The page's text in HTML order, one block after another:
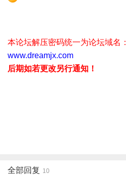
本论坛解压密码统一为论坛域名：
www.dreamjx.com
后期如若更改另行通知！
全部回复 10